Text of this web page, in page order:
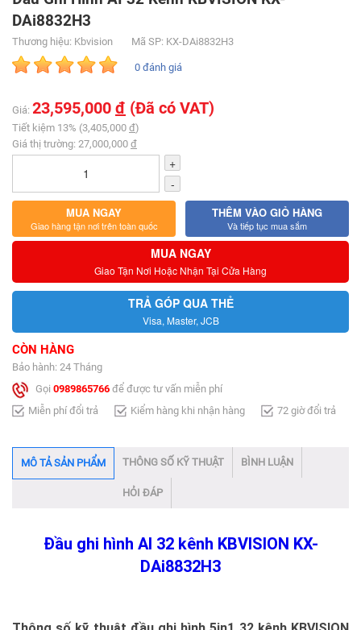
DAi8832H3
Thương hiệu: Kbvision Mã SP: KX-DAi8832H3
0 đánh giá
Giá: 23,595,000 đ (Đã có VAT)
Tiết kiệm 13% (3,405,000 đ)
Giá thị trường: 27,000,000 đ
+
-
MUA NGAY
Giao hàng tận nơi trên toàn quốc
THÊM VÀO GIỎ HÀNG
Và tiếp tục mua sắm
MUA NGAY
Giao Tận Nơi Hoặc Nhận Tại Cửa Hàng
TRẢ GÓP QUA THẺ
Visa, Master, JCB
CÒN HÀNG
Bảo hành: 24 Tháng
Gọi 0989865766 để được tư vấn miễn phí
Miễn phí đổi trả
Kiểm hàng khi nhận hàng 72 giờ đổi trả
MÔ TẢ SẢN PHẨM THÔNG SỐ KỸ THUẬT BÌNH LUẬN
HỎI ĐÁP
Đầu ghi hình AI 32 kênh KBVISION KX-
DAi8832H3